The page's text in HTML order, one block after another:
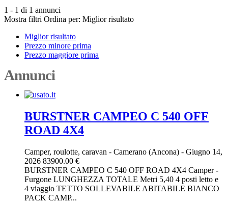
1 - 1 di 1 annunci
Mostra filtri Ordina per: Miglior risultato
Miglior risultato
Prezzo minore prima
Prezzo maggiore prima
Annunci
BURSTNER CAMPEO C 540 OFF
ROAD 4X4
Camper, roulotte, caravan - Camerano (Ancona) - Giugno 14,
2026 83900.00 €
BURSTNER CAMPEO C 540 OFF ROAD 4X4 Camper -
Furgone LUNGHEZZA TOTALE Metri 5,40 4 posti letto e
4 viaggio TETTO SOLLEVABILE ABITABILE BIANCO
PACK CAMP...